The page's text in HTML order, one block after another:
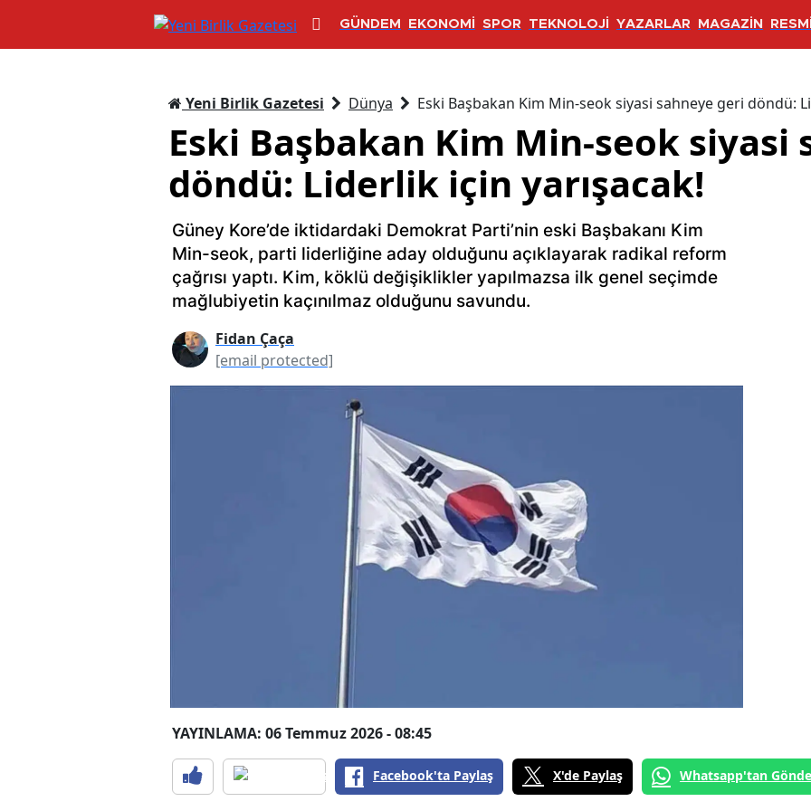
GÜNDEM EKONOMİ SPOR TEKNOLOJİ YAZARLAR MAGAZİN
Yeni Birlik Gazetesi Dünya Eski Başbakan Kim Min-seok siyasi sahneye geri döndü:
Eski Başbakan Kim Min-seok siyasi
döndü: Liderlik için yarışacak!
Güney Kore’de iktidardaki Demokrat Parti’nin eski Başbakanı Kim
Min-seok, parti liderliğine aday olduğunu açıklayarak radikal reform
çağrısı yaptı. Kim, köklü değişiklikler yapılmazsa ilk genel seçimde
mağlubiyetin kaçınılmaz olduğunu savundu.
Fidan Çaça
[email protected]
YAYINLAMA: 06 Temmuz 2026 - 08:45
Facebook'ta Paylaş X'de Paylaş Whatsapp'tan